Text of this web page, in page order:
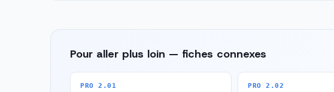
Pour aller plus loin — fiches connexes
PRO 2.01 PRO 2.02